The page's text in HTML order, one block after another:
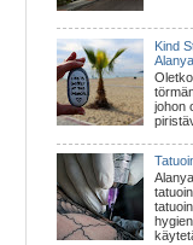
Kind
johon